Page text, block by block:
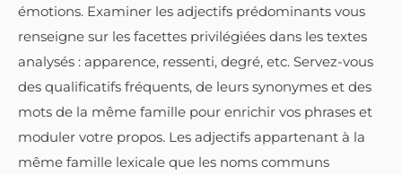
émotions. Examiner les adjectifs prédominants vous
renseigne sur les facettes privilégiées dans les textes
analysés : apparence, ressenti, degré, etc. Servez-vous
des qualificatifs fréquents, de leurs synonymes et des
mots de la même famille pour enrichir vos phrases et
moduler votre propos. Les adjectifs appartenant à la
même famille lexicale que les noms communs